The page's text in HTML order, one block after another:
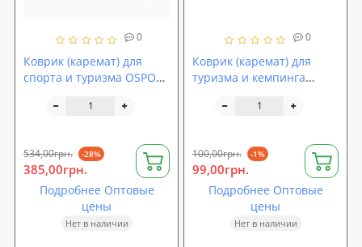
0
Коврик (каремат) для
спорта и туризма OSPORT
534,00грн. -28%
385,00грн.
Подробнее Оптовые
цены
Нет в наличии
0
Коврик (каремат) для
туризма и кемпинга
100,00грн. -1%
99,00грн.
Подробнее Оптовые
цены
Нет в наличии